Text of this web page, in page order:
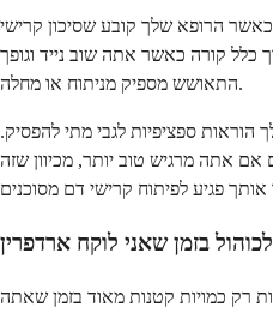
הרופא שלך קובע שסיכון קרישי
כלל קורה כאשר אתה שוב נייד וגופך
התאושש מספיק מניתוח או מחלה.
הוראות ספציפיות לגבי מתי להפסיק.
אתה מרגיש טוב יותר, מכיוון שזה
רק כמויות קטנות מאוד בזמן שאתה